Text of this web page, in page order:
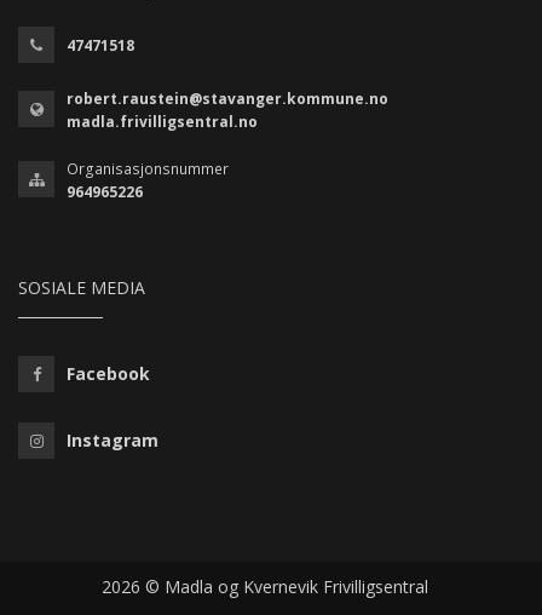
47471518
robert.raustein@stavanger.kommune.no
madla.frivilligsentral.no
Organisasjonsnummer
964965226
SOSIALE MEDIA
Facebook
Instagram
2026 © Madla og Kvernevik Frivilligsentral